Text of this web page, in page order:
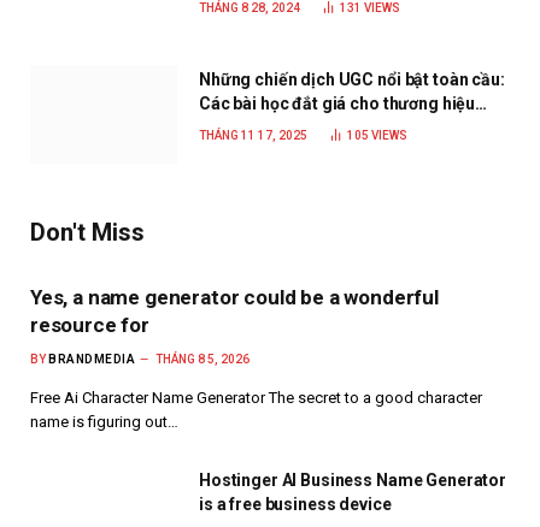
THÁNG 8 28, 2024 131 VIEWS
Những chiến dịch UGC nổi bật toàn cầu:
Các bài học đắt giá cho thương hiệu
năm 2025
THÁNG 11 17, 2025 105 VIEWS
Don't Miss
Yes, a name generator could be a wonderful
resource for
BY BRANDMEDIA THÁNG 8 5, 2026
Free Ai Character Name Generator The secret to a good character
name is figuring out…
Hostinger AI Business Name Generator
is a free business device